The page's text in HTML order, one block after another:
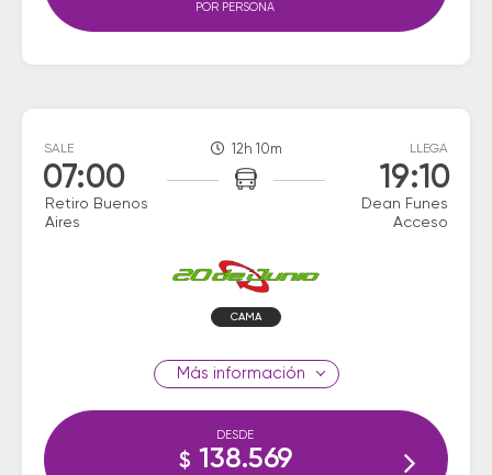
POR PERSONA
SALE
07:00
Retiro Buenos
Aires
12h 10m LLEGA
19:10
Dean Funes
Acceso
CAMA
información
DESDE
$ 138.569